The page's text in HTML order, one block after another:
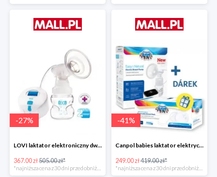
-27%
LOVI laktator elektroniczny dwufazowy Prolactis -27%
367.00 zł505.00 zł*
-41%
Canpol babies laktator elektryczny EASY NATURAL -40%
249.00 zł419.00 zł*